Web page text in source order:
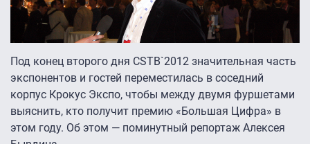
Под конец второго дня CSTB`2012 значительная часть
экспонентов и гостей переместилась в соседний
корпус Крокус Экспо, чтобы между двумя фуршетами
выяснить, кто получит премию «Большая Цифра» в
этом году. Об этом — поминутный репортаж Алексея